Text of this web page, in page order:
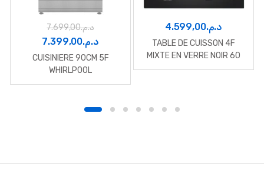
د.م.7.699,00
Le
prix
initial
était :
د.م.7.399,00
Le
prix
est :
CUISINIERE 90CM 5F
WHIRLPOOL
د.م.4.599,00
TABLE DE CUISSON 4F
MIXTE EN VERRE NOIR 60
cm PYRAMIS